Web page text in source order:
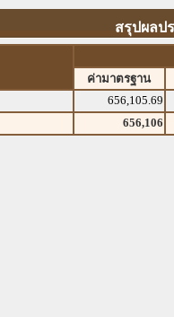
สรุปผลป
ค่ามาตรฐาน
656,105.69
656,106